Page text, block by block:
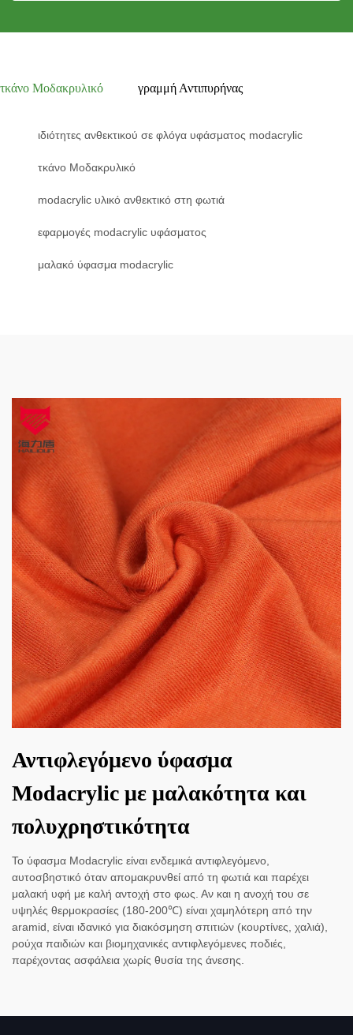
τκάνο Μοδακρυλικό γραμμή Αντιπυρήνας
ιδιότητες ανθεκτικού σε φλόγα υφάσματος modacrylic
τκάνο Μοδακρυλικό
modacrylic υλικό ανθεκτικό στη φωτιά
εφαρμογές modacrylic υφάσματος
μαλακό ύφασμα modacrylic
Αντιφλεγόμενο ύφασμα
Modacrylic με μαλακότητα και
πολυχρηστικότητα
Το ύφασμα Modacrylic είναι ενδεμικά αντιφλεγόμενο,
αυτοσβηστικό όταν απομακρυνθεί από τη φωτιά και παρέχει
μαλακή υφή με καλή αντοχή στο φως. Αν και η ανοχή του σε
υψηλές θερμοκρασίες (180-200℃) είναι χαμηλότερη από την
aramid, είναι ιδανικό για διακόσμηση σπιτιών (κουρτίνες, χαλιά),
ρούχα παιδιών και βιομηχανικές αντιφλεγόμενες ποδιές,
παρέχοντας ασφάλεια χωρίς θυσία της άνεσης.